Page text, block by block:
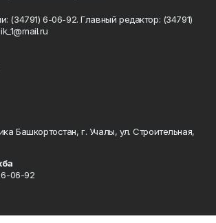
(34791) 6-06-92. Главный редактор: (34791)
Башкортостан, г. Учалы, ул. Строительная,
6-06-92